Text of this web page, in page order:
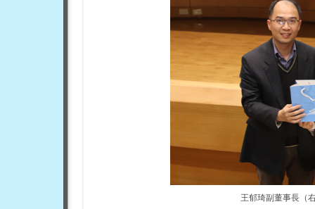
王郁琦副董事長（